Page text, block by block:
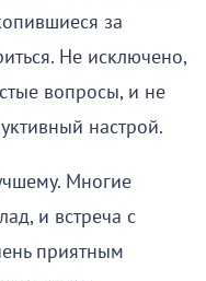
за
Не исключено,
вопросы, и не
настрой.
Многие
и встреча с
приятным